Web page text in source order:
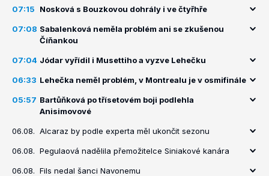
07:15 Nosková s Bouzkovou dohrály i ve čtyřhře
07:08 Sabalenková neměla problém ani se zkušenou
Číňankou
07:04 Jódar vyřídil i Musettiho a vyzve Lehečku
06:33 Lehečka neměl problém, v Montrealu je v osmifinále
05:57 Bartůňková po třísetovém boji podlehla
Anisimovové
06.08. Alcaraz by podle experta měl ukončit sezonu
06.08. Pegulaová nadělila přemožitelce Siniakové kanára
06.08. Fils nedal šanci Navonemu